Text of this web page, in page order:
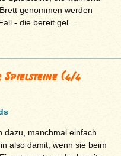
genommen werden
- die bereit gel...
Spielsteine (4/4
dazu, manchmal einfach
also damit, wenn sie beim